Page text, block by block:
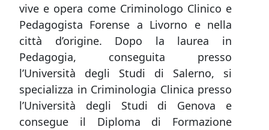
vive e opera come Criminologo Clinico e
Pedagogista Forense a Livorno e nella
città d’origine. Dopo la laurea in
Pedagogia, conseguita presso
l’Università degli Studi di Salerno, si
specializza in Criminologia Clinica presso
l’Università degli Studi di Genova e
consegue il Diploma di Formazione